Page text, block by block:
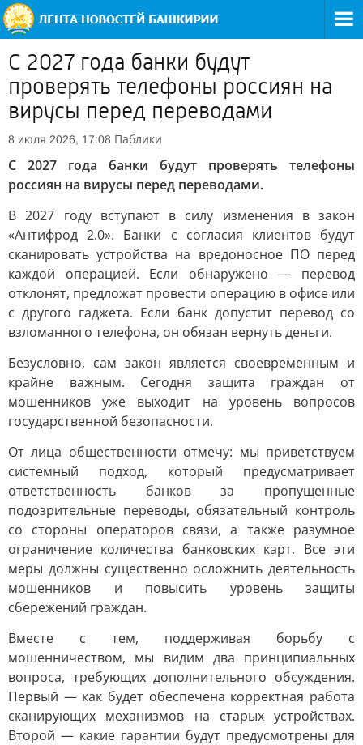
С 2027 года банки будут
проверять телефоны россиян на
вирусы перед переводами
8 июля 2026, 17:08 Паблики
С 2027 года банки будут проверять телефоны
россиян на вирусы перед переводами.
В 2027 году вступают в силу изменения в закон
«Антифрод 2.0». Банки с согласия клиентов будут
сканировать устройства на вредоносное ПО перед
каждой операцией. Если обнаружено — перевод
отклонят, предложат провести операцию в офисе или
с другого гаджета. Если банк допустит перевод со
взломанного телефона, он обязан вернуть деньги.
Безусловно, сам закон является своевременным и
крайне важным. Сегодня защита граждан от
мошенников уже выходит на уровень вопросов
государственной безопасности.
От лица общественности отмечу: мы приветствуем
системный подход, который предусматривает
ответственность банков за пропущенные
подозрительные переводы, обязательный контроль
со стороны операторов связи, а также разумное
ограничение количества банковских карт. Все эти
меры должны существенно осложнить деятельность
мошенников и повысить уровень защиты
сбережений граждан.
Вместе с тем, поддерживая борьбу с
мошенничеством, мы видим два принципиальных
вопроса, требующих дополнительного обсуждения.
Первый — как будет обеспечена корректная работа
сканирующих механизмов на старых устройствах.
Второй — какие гарантии будут предусмотрены для